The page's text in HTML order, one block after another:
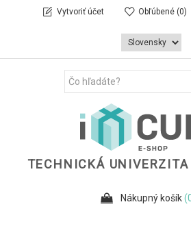
Vytvoriť účet Obľúbené (0)
TECHNICKÁ
Nákupný košík